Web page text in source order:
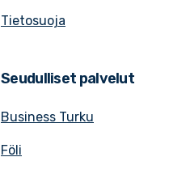
Tietosuoja
Seudulliset palvelut
Business Turku
Föli